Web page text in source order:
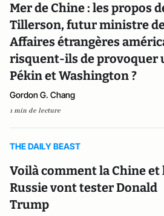
Mer de Chine : les propos
Tillerson, futur ministre
Affaires étrangères
risquent-ils de provoquer
Pékin et Washington ?
Gordon G. Chang
1 min de lecture
THE DAILY BEAST
Voilà comment la Chine et
Russie vont tester Donald
Trump